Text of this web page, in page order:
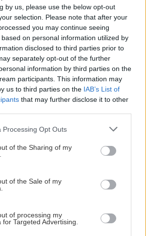
by us, please use the below opt-out
selection. Please note that after your
you may continue seeing
on personal information utilized by
disclosed to third parties prior to
separately opt-out of the further
information by third parties on the
participants. This information may
us to third parties on the IAB’s List of
that may further disclose it to other
website/app uses one or more Google
or usage behaviour. You may click to
to Google and its third-party tags to
specified purposes in below Google
Processing Opt Outs
of the Sharing of my
of the Sale of my
of processing my
Targeted Advertising.
στην Ελλάδα του 2026 είναι
παράγραφο σκέφτηκες «και
να περπατάνε χέρι χέρι
, κιαυτοίκιαυτοί, για να
τρία πρόσφατα παραδείγματα.
θα μπορούσε να υπάρχει
Pride…
ένας κόσμος χωρίς
οι στρέιτ δεν χρειάζεται να
τόσο βασικά όσο τα